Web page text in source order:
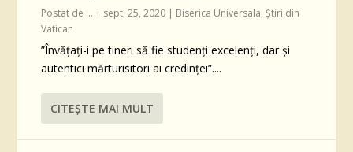
Postat de ... | sept. 25, 2020 | Biserica Universala,Știri din
Vatican
”Învățați-i pe tineri să fie studenți excelenți, dar și
autentici mărturisitori ai credinței”....
CITEŞTE MAI MULT